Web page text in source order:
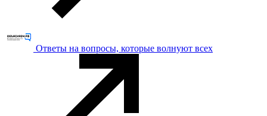
Ответы на вопросы, которые волнуют всех